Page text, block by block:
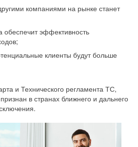
компаниями на рынке станет
обеспечит эффективность
клиенты будут больше
и Технического регламента ТС,
в странах ближнего и дальнего